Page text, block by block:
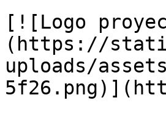
[![Logo
(https://
uploads/